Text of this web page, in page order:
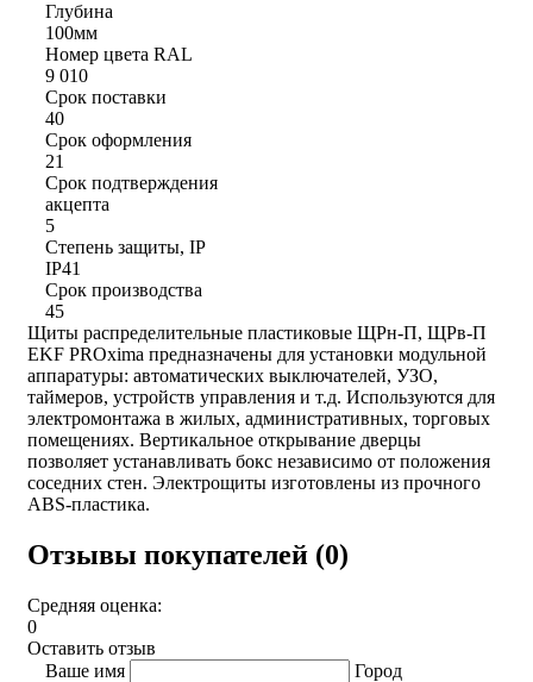
Глубина
100мм
Номер цвета RAL
9 010
Срок поставки
40
Срок оформления
21
Срок подтверждения
акцепта
5
Степень защиты, IP
IP41
Срок производства
45
Щиты распределительные пластиковые ЩРн-П, ЩРв-П
EKF PROxima предназначены для установки модульной
аппаратуры: автоматических выключателей, УЗО,
таймеров, устройств управления и т.д. Используются для
электромонтажа в жилых, административных, торговых
помещениях. Вертикальное открывание дверцы
позволяет устанавливать бокс независимо от положения
соседних стен. Электрощиты изготовлены из прочного
ABS-пластика.
Отзывы покупателей (0)
Средняя оценка:
0
Оставить отзыв
Ваше имя
Город